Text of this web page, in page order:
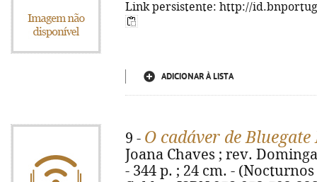
Link persistente: http://
ADICIONAR À LISTA
9 - O cadáver de Bluegate
Joana Chaves ; rev.
- 344 p. ; 24 cm. -